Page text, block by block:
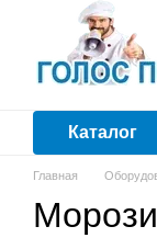
Перейти к
Каталог
Главная